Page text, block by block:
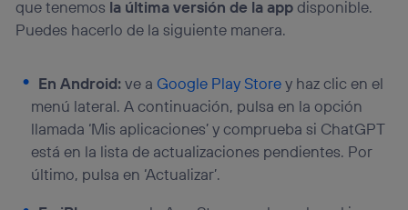
que tenemos la última versión de la appdisponible.
Puedes hacerlo de la siguiente manera.
En Android:ve a Google Play Storey haz clic en el
menú lateral. A continuación, pulsa en la opción
llamada ‘Mis aplicaciones’ y comprueba si ChatGPT
está en la lista de actualizaciones pendientes. Por
último, pulsa en ‘Actualizar’.